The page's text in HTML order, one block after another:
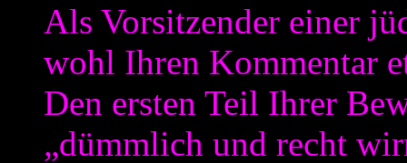
Als Vorsitzender einer
wohl Ihren Kommentar
Den ersten Teil Ihrer
„dümmlich und recht